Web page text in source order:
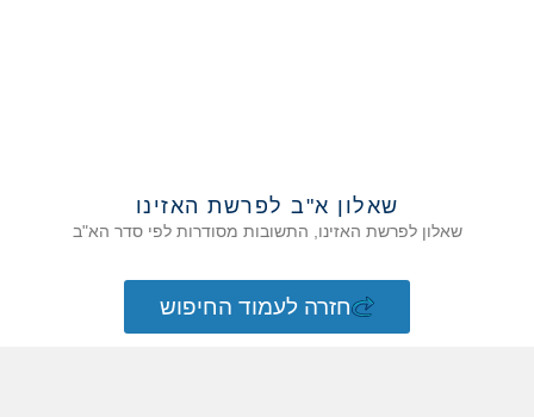
שאלון א"ב לפרשת האזינו
שאלון לפרשת האזינו, התשובות מסודרות לפי סדר הא"ב
חזרה לעמוד החיפוש